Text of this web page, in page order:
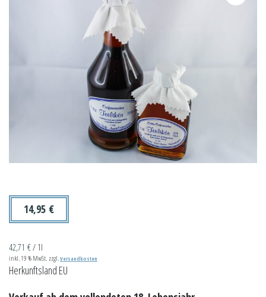
14,95 €
42,71 €/ 1l
inkl. 19 % MwSt. zzgl.Versandkosten
Herkunftsland EU